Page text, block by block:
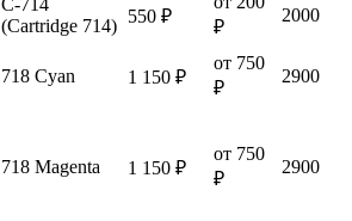
(Cartridge 714) 550 ₽
₽
2000
718 Cyan 1 150 ₽
от 750
₽
2900
718 Magenta 1 150 ₽
от 750
₽
2900